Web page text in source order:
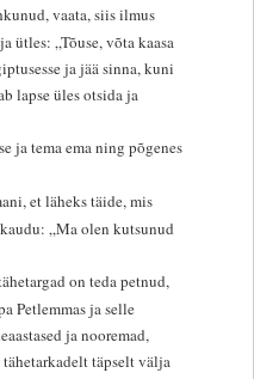
vaata, siis ilmus
ütles: „Tõuse, võta kaasa
ja jää sinna, kuni
lapse üles otsida ja
ja tema ema ning põgenes
et läheks täide, mis
„Ma olen kutsunud
on teda petnud,
Petlemmas ja selle
ja nooremad,
täpselt välja